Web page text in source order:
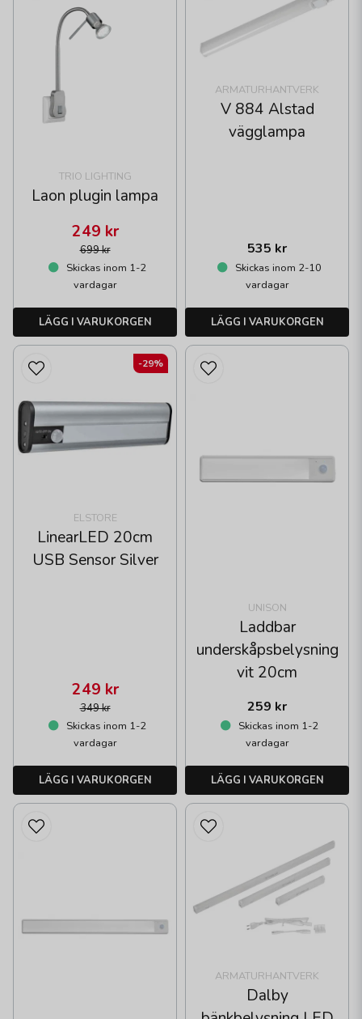
TRIO LIGHTING
Laon plugin lampa
699 kr
249 kr
Skickas inom 1-2
vardagar
LÄGG I VARUKORGEN
ARMATURHANTVERK
V 884 Alstad
vägglampa
535 kr
Skickas inom 2-10
vardagar
LÄGG I VARUKORGEN
ELSTORE
LinearLED 20cm
USB Sensor Silver
349 kr
249 kr
Skickas inom 1-2
vardagar
LÄGG I VARUKORGEN
-29%
UNISON
Laddbar
underskåpsbelysning
vit 20cm
259 kr
Skickas inom 1-2
vardagar
LÄGG I VARUKORGEN
ARMATURHANTVERK
Dalby